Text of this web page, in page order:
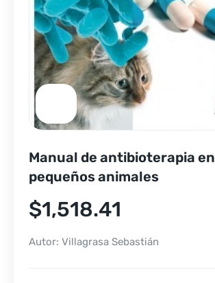
Manual de antibioterapia en
pequeños animales
$1,518.41
Autor: Villagrasa Sebastián